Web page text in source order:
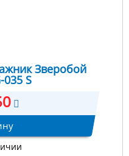
Зверобой
035 S